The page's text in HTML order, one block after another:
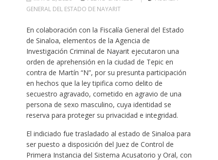
GENERAL DEL ESTADO DE NAYARIT
En colaboración con la Fiscalía General del Estado
de Sinaloa, elementos de la Agencia de
Investigación Criminal de Nayarit ejecutaron una
orden de aprehensión en la ciudad de Tepic en
contra de Martín “N”, por su presunta participación
en hechos que la ley tipifica como delito de
secuestro agravado, cometido en agravio de una
persona de sexo masculino, cuya identidad se
reserva para proteger su privacidad e integridad.
El indiciado fue trasladado al estado de Sinaloa para
ser puesto a disposición del Juez de Control de
Primera Instancia del Sistema Acusatorio y Oral, con